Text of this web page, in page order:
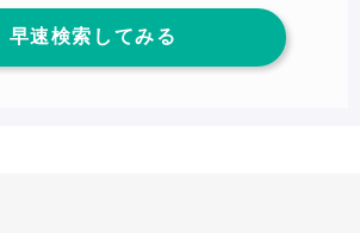
早速検索してみる